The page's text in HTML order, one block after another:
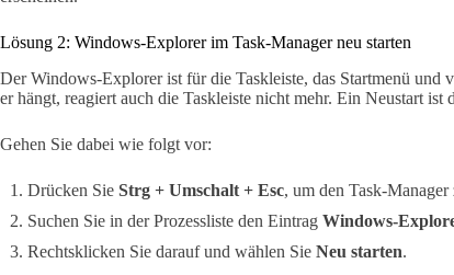
Lösung 2: Windows-Explorer im Task-Manager neu starten
Der Windows-Explorer ist für die Taskleiste, das Startmenü
er hängt, reagiert auch die Taskleiste nicht mehr. Ein Neustart ist
Gehen Sie dabei wie folgt vor:
Drücken Sie Strg + Umschalt + Esc, um den Task-
Suchen Sie in der Prozessliste den Eintrag Windows-
Rechtsklicken Sie darauf und wählen Sie Neu starten.